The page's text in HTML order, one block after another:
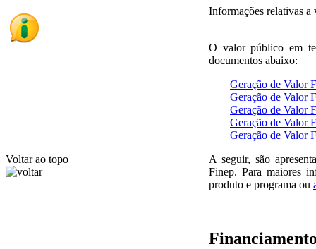
Informações relativas
O valor público em
documentos abaixo:
Geração de Valor
Geração de Valor
Geração de Valor
Geração de Valor
Geração de Valor
A seguir, são
Finep. Para maiores
produto e programa ou
Voltar ao topo